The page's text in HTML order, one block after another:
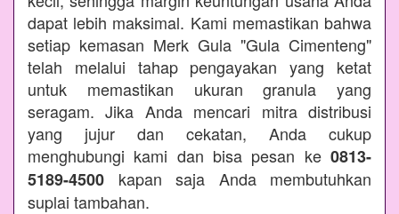
dapat lebih maksimal. Kami memastikan bahwa
setiap kemasan Merk Gula "Gula Cimenteng"
telah melalui tahap pengayakan yang ketat
untuk memastikan ukuran granula yang
seragam. Jika Anda mencari mitra distribusi
yang jujur dan cekatan, Anda cukup
menghubungi kami dan bisa pesan ke 0813-
5189-4500 kapan saja Anda membutuhkan
suplai tambahan.